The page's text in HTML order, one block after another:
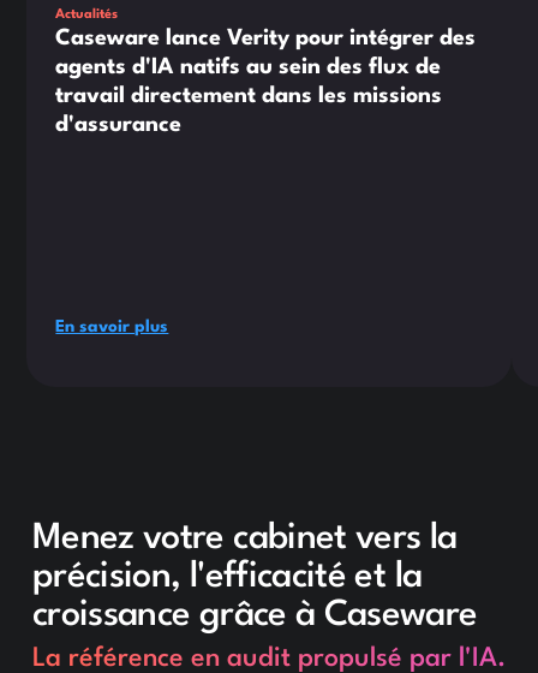
Actualités
Caseware lance Verity pour intégrer des
agents d'IA natifs au sein des flux de
travail directement dans les missions
d'assurance
En savoir plus
Menez votre cabinet vers la
précision, l'efficacité et la
croissance grâce à Caseware
La référence en audit propulsé par l'IA.